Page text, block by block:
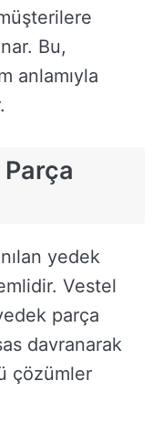
Bu,
anlamıyla
yedek
Vestel
parça
davranarak
çözümler